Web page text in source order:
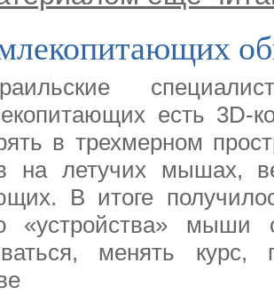
есть 3D-
в трехмерном
на летучих мышах,
В итоге
«устройства»
менять